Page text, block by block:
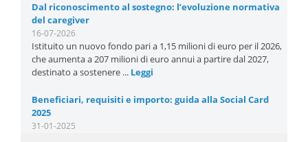
del caregiver
16-07-2026
Istituito un nuovo fondo pari a 1,15 milioni di euro per il 2026,
che aumenta a 207 milioni di euro annui a partire dal 2027,
destinato a sostenere ...Leggi
2025
31-01-2025
Confermata anche per quest’anno l’iniziativa a sostegno delle